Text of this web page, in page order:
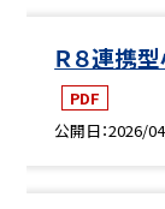
Ｒ８連携
PDF
公開日 2026/